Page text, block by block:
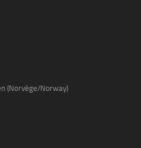
(Norvège/Norway)